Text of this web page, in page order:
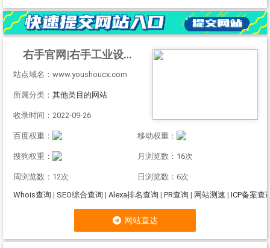
右手官网|右手工业设计官网|北京工业设计公司|北京产品设计|北京工业设计公司|右手科技|右手产品设计|北京产品设计|右手工业设计|右手工业设计|智能产品结构设计|机器人结构设计|医疗产品结构设计|EMC产品设计|MEC产品结构设计
站点域名：www.youshoucx.com
所属分类： 其他类目的网站
收录时间：2022-09-26
百度权重： 移动权重：
搜狗权重： 月浏览数：16次
周浏览数：12次
日浏览数：6次
Whois查询 | SEO综合查询 | Alexa排名查询 | PR查询 | 网站测速 | ICP备案查
网站直达